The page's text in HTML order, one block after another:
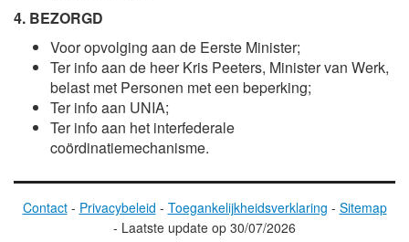
4. BEZORGD
Voor opvolging aan de Eerste Minister;
Ter info aan de heer Kris Peeters, Minister van Werk,
belast met Personen met een beperking;
Ter info aan UNIA;
Ter info aan het interfederale
coördinatiemechanisme.
Contact - Privacybeleid - Toegankelijkheidsverklaring - Sitemap
- Laatste update op 30/07/2026